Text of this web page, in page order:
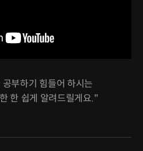
부하기 힘들어 하시는
한 쉽게 알려드릴게요."